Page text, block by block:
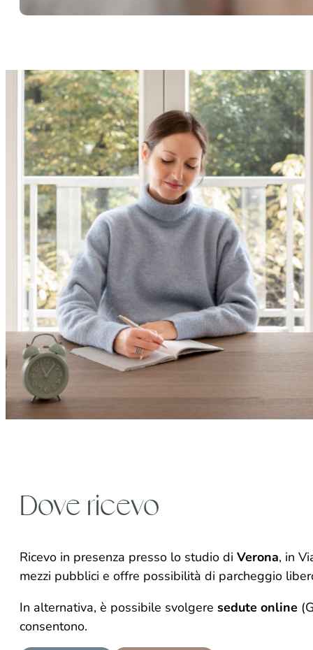
Dove ricevo
Ricevo in presenza presso lo studio di Verona, in
mezzi pubblici e offre possibilità di parcheggio
In alternativa, è possibile svolgere sedute online
consentono.